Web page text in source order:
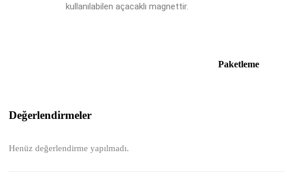
kullanılabilen açacaklı magnettir.
Paketleme
Değerlendirmeler
Henüz değerlendirme yapılmadı.